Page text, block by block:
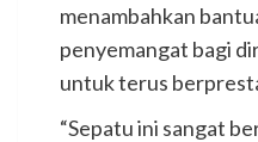
menambahkan
penyemangat bagi
untuk terus
“Sepatu ini sangat